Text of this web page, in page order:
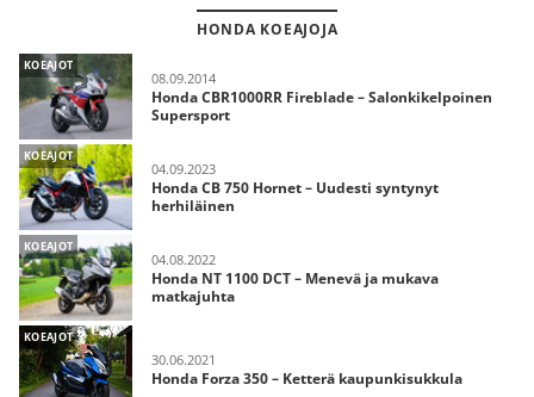
HONDA KOEAJOJA
KOEAJOT
08.09.2014
Honda CBR1000RR Fireblade – Salonkikelpoinen
Supersport
KOEAJOT
04.09.2023
Honda CB 750 Hornet – Uudesti syntynyt
herhiläinen
KOEAJOT
04.08.2022
Honda NT 1100 DCT – Menevä ja mukava
matkajuhta
KOEAJOT
30.06.2021
Honda Forza 350 – Ketterä kaupunkisukkula